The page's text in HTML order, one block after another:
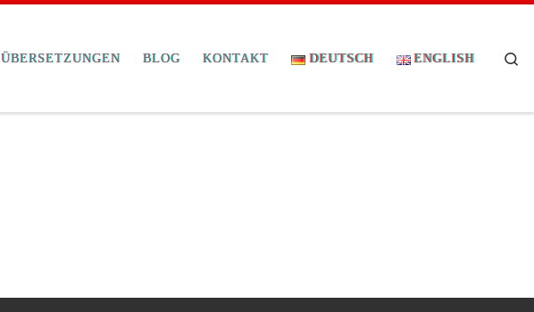
ÜBERSETZUNGEN BLOG KONTAKT DEUTSCH ENGLISH